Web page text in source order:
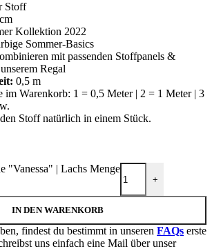
Stoff
Kollektion 2022
Sommer-Basics
mit passenden Stoffpanels &
Regal
0,5 m
im Warenkorb: 1 = 0,5 Meter | 2 = 1 Meter | 3
Stoff natürlich in einem Stück.
"Vanessa" | Lachs Menge
+
IN DEN WARENKORB
findest du bestimmt in unseren FAQs erste
uns einfach eine Mail über unser